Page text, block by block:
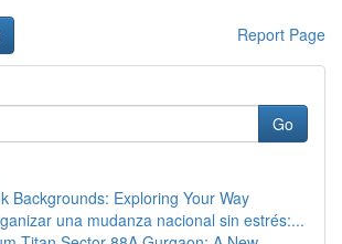
Report Page
Go
Backgrounds: Exploring Your Way
una mudanza nacional sin estrés:...